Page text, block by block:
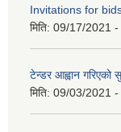
Invitations for
मिति: 09/17/2021
टेन्डर आह्वान गरिएको
मिति: 09/03/2021 -